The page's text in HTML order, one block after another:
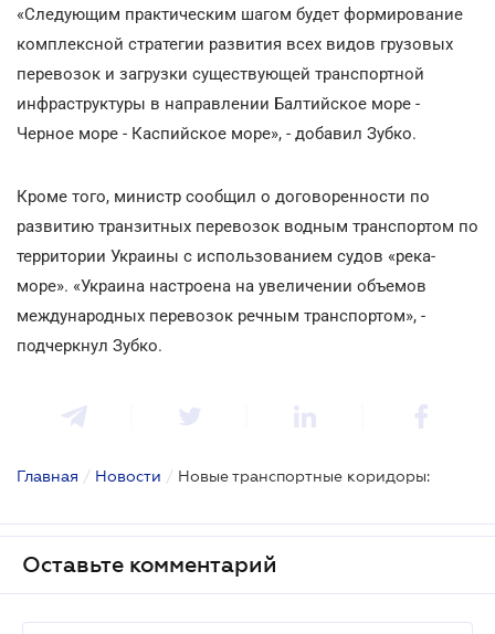
«Следующим практическим шагом будет формирование
комплексной стратегии развития всех видов грузовых
перевозок и загрузки существующей транспортной
инфраструктуры в направлении Балтийское море -
Черное море - Каспийское море», - добавил Зубко.
Кроме того, министр сообщил о договоренности по
развитию транзитных перевозок водным транспортом по
территории Украины с использованием судов «река-
море». «Украина настроена на увеличении объемов
международных перевозок речным транспортом», -
подчеркнул Зубко.
Главная / Новости / Новые транспортные коридоры:
Оставьте комментарий